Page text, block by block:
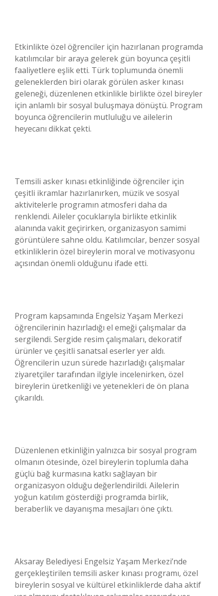
Etkinlikte özel öğrenciler için hazırlanan programda
katılımcılar bir araya gelerek gün boyunca çeşitli
faaliyetlere eşlik etti. Türk toplumunda önemli
geleneklerden biri olarak görülen asker kınası
geleneği, düzenlenen etkinlikle birlikte özel bireyler
için anlamlı bir sosyal buluşmaya dönüştü. Program
boyunca öğrencilerin mutluluğu ve ailelerin
heyecanı dikkat çekti.
Temsili asker kınası etkinliğinde öğrenciler için
çeşitli ikramlar hazırlanırken, müzik ve sosyal
aktivitelerle programın atmosferi daha da
renklendi. Aileler çocuklarıyla birlikte etkinlik
alanında vakit geçirirken, organizasyon samimi
görüntülere sahne oldu. Katılımcılar, benzer sosyal
etkinliklerin özel bireylerin moral ve motivasyonu
açısından önemli olduğunu ifade etti.
Program kapsamında Engelsiz Yaşam Merkezi
öğrencilerinin hazırladığı el emeği çalışmalar da
sergilendi. Sergide resim çalışmaları, dekoratif
ürünler ve çeşitli sanatsal eserler yer aldı.
Öğrencilerin uzun sürede hazırladığı çalışmalar
ziyaretçiler tarafından ilgiyle incelenirken, özel
bireylerin üretkenliği ve yetenekleri de ön plana
çıkarıldı.
Düzenlenen etkinliğin yalnızca bir sosyal program
olmanın ötesinde, özel bireylerin toplumla daha
güçlü bağ kurmasına katkı sağlayan bir
organizasyon olduğu değerlendirildi. Ailelerin
yoğun katılım gösterdiği programda birlik,
beraberlik ve dayanışma mesajları öne çıktı.
Aksaray Belediyesi Engelsiz Yaşam Merkezi’nde
gerçekleştirilen temsili asker kınası programı, özel
bireylerin sosyal ve kültürel etkinliklerde daha aktif